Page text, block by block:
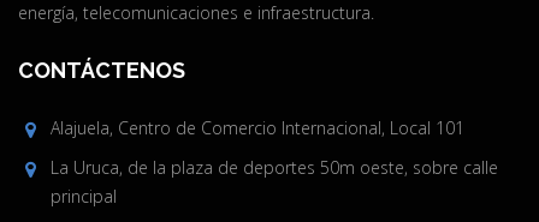
energía, telecomunicaciones e infraestructura.
CONTÁCTENOS
Alajuela, Centro de Comercio Internacional, Local 101
La Uruca, de la plaza de deportes 50m oeste, sobre calle
principal